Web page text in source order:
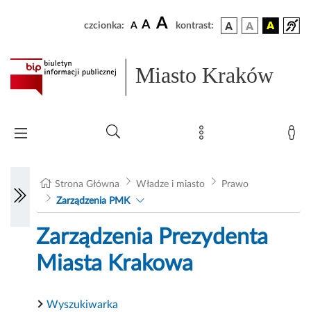
czcionka: A A A kontrast:
Miasto Kraków
Strona Główna Władze i miasto
Prawo
Zarządzenia PMK
Zarządzenia Prezydenta
Miasta Krakowa
Wyszukiwarka